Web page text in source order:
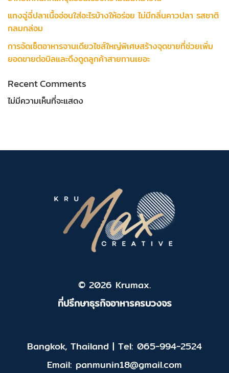
แกงฉู่ฉี่ปลาเนื้ออ่อนใส่อะไรบ้างให้อร่อย ไม่มีกลิ่นคาวปลา รสชาติ
กลมกล่อม
การจัดเซ็ตอาหารจานเดียวไซส์ใหญ่พิเศษสร้างจุดขายที่ช่วยเพิ่ม
ยอดขายต่อบิลและดึงดูดลูกค้าสายทานเยอะ
Recent Comments
ไม่มีความเห็นที่จะแสดง
© 2026 Krumax.
ที่ปรึกษาธุรกิจอาหารครบวงจร
Bangkok, Thailand | Tel: 065-994-2524
Email: panmunin18@gmail.com